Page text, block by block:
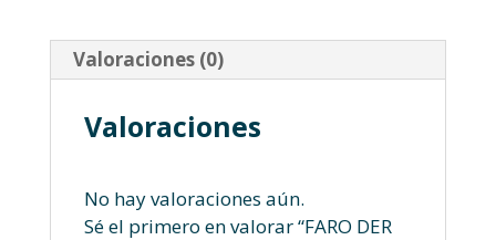
Valoraciones (0)
Valoraciones
No hay valoraciones aún.
Sé el primero en valorar “FARO DER